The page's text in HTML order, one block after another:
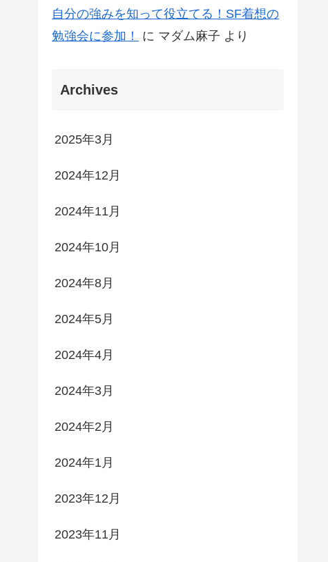
自分の強みを知って役立てる！SF着想の
勉強会に参加！
に マダム麻子 より
Archives
2025年3月
2024年12月
2024年11月
2024年10月
2024年8月
2024年5月
2024年4月
2024年3月
2024年2月
2024年1月
2023年12月
2023年11月